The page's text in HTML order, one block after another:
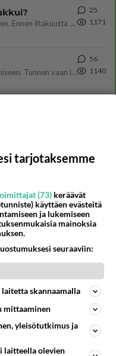
Poliisin mukaan nuori oli lähes täysi-ikäinen. Ennen iltakuutta tulleen ilmoituksen mukaan ihminen oli joutunut mahdoll
25
1171
Olen säälittävä, mitä tulee sinun kohtaamiseen. Tunnen vaan itseni todella epävarmaksi sun kanssa. Jos minun olisi pitän
56
1140
50
46
37
679
63
633
30
tarjotaksemme
(73) keräävät
käyttäen evästeitä
ja lukemiseen
mainoksia
seuraaviin:
skannaamalla
mittaaminen
yleisötutkimus ja
laitteella olevien